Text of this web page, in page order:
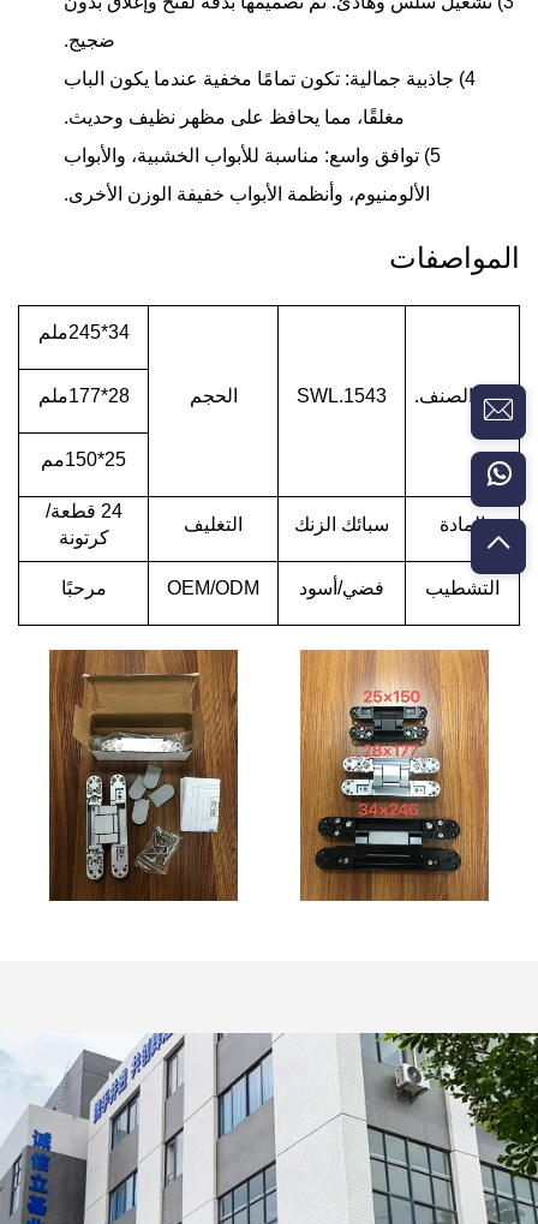
ضجيج.
4) جاذبية جمالية: تكون تمامًا مخفية عندما يكون الباب
مغلقًا، مما يحافظ على مظهر نظيف وحديث.
5) توافق واسع: مناسبة للأبواب الخشبية، والأبواب
الألومنيوم، وأنظمة الأبواب خفيفة الوزن الأخرى.
المواصفات
رقم الصنف. SWL.1543 الحجم
34*245ملم
28*177ملم
25*150مم
المادة سبائك الزنك التغليف
24 قطعة/
كرتونة
التشطيب فضي/أسود OEM/ODM مرحبًا